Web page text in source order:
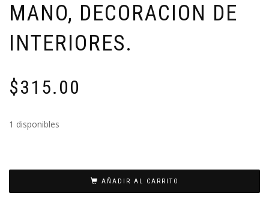
MANO, DECORACION DE
INTERIORES.
$315.00
1 disponibles
AÑADIR AL CARRITO